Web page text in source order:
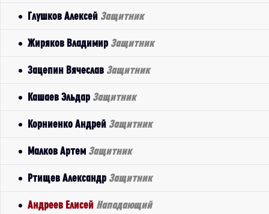
Глушков Алексей Защитник
Жиряков Владимир Защитник
Зацепин Вячеслав Защитник
Кашаев Эльдар Защитник
Корниенко Андрей Защитник
Малков Артем Защитник
Ртищев Александр Защитник
Андреев Елисей Нападающий